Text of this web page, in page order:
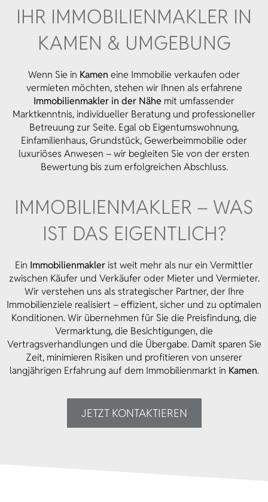
IHR IMMOBILIEN­MAKLER IN
KAMEN & UMGEBUNG
Wenn Sie in Kamen eine Immobilie verkaufen oder
vermieten möchten, stehen wir Ihnen als erfahrene
Immobilienmakler in der Nähe mit umfassender
Marktkenntnis, individueller Beratung und professioneller
Betreuung zur Seite. Egal ob Eigentumswohnung,
Einfamilienhaus, Grundstück, Gewerbeimmobilie oder
luxuriöses Anwesen – wir begleiten Sie von der ersten
Bewertung bis zum erfolgreichen Abschluss.
IMMOBILIEN­MAKLER – WAS
IST DAS EIGENTLICH?
Ein Immobilienmakler ist weit mehr als nur ein Vermittler
zwischen Käufer und Verkäufer oder Mieter und Vermieter.
Wir verstehen uns als strategischer Partner, der Ihre
Immobilienziele realisiert – effizient, sicher und zu optimalen
Konditionen. Wir übernehmen für Sie die Preisfindung, die
Vermarktung, die Besichtigungen, die
Vertragsverhandlungen und die Übergabe. Damit sparen Sie
Zeit, minimieren Risiken und profitieren von unserer
langjährigen Erfahrung auf dem Immobilienmarkt in Kamen.
JETZT KONTAKTIEREN